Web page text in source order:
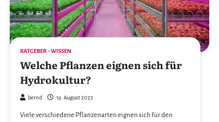
RATGEBER WISSEN
Welche Pflanzen eignen sich für
Hydrokultur?
bernd 19. August 2023
Viele verschiedene Pflanzenarten eignen sich für den